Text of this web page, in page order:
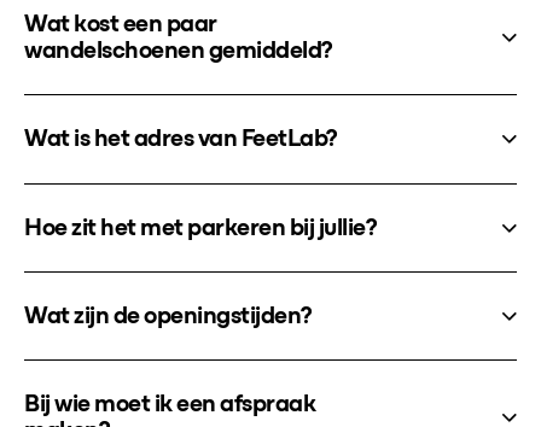
Wat kost een paar
wandelschoenen gemiddeld?
Wat is het adres van FeetLab?
Hoe zit het met parkeren bij jullie?
Wat zijn de openingstijden?
Bij wie moet ik een afspraak